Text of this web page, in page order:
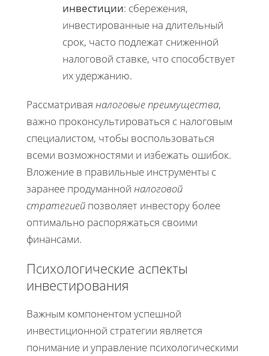
инвестиции: сбережения,
инвестированные на длительный
срок, часто подлежат сниженной
налоговой ставке, что способствует
их удержанию.
Рассматривая налоговые преимущества,
важно проконсультироваться с налоговым
специалистом, чтобы воспользоваться
всеми возможностями и избежать ошибок.
Вложение в правильные инструменты с
заранее продуманной налоговой
стратегией позволяет инвестору более
оптимально распоряжаться своими
финансами.
Психологические аспекты
инвестирования
Важным компонентом успешной
инвестиционной стратегии является
понимание и управление психологическими